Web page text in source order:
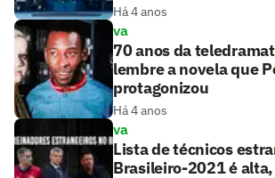
Há 4 anos
va
70 anos da
lembre a novela que
protagonizou
Há 4 anos
va
Lista de técnicos
Brasileiro-2021 é